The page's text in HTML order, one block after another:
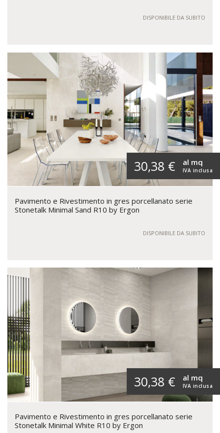
DISPONIBILE DA SUBITO
30,38 € IVA inclusa
al mq
Pavimento e Rivestimento in gres porcellanato serie
Stonetalk Minimal Sand R10 by Ergon
DISPONIBILE DA SUBITO
30,38 € IVA inclusa
al mq
Pavimento e Rivestimento in gres porcellanato serie
Stonetalk Minimal White R10 by Ergon